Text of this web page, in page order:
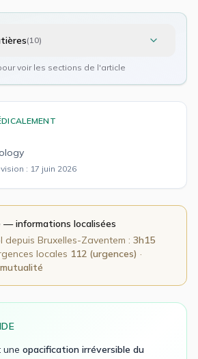
(10)
voir les sections de l'article
: 17 juin 2026
— informations localisées
depuis Bruxelles-Zaventem : 3h15
locales 112 (urgences) ·
une opacification irréversible du